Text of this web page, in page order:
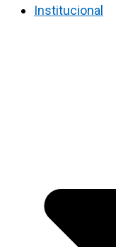
Institucional